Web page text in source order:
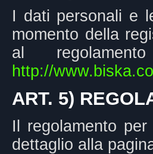
I dati personali e
momento della
al
http://
ART. 5)
Il regolamento
dettaglio alla